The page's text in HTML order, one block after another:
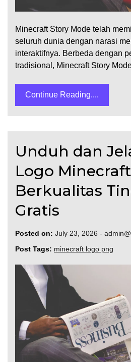
Minecraft Story Mode telah
seluruh dunia dengan narasi
interaktifnya. Berbeda dengan
tradisional, Minecraft Story
Continue Reading....
Unduh dan
Logo Minecraft
Berkualitas
Gratis
Posted on: July 23, 2026 -
Post Tags: minecraft logo png